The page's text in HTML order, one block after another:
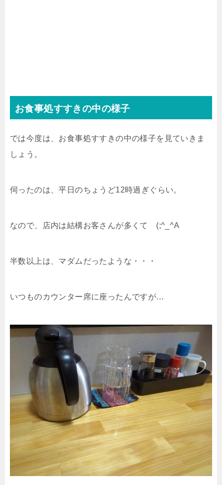
お食事処すすきの中の様子
では今度は、お食事処すすきの中の様子を見ていきま
しょう。
伺ったのは、平日のちょうど12時過ぎぐらい。
なので、店内は結構お客さんが多くて (;^_^A
半数以上は、マダムだったような・・・
いつものカウンター席に座ったんですが…